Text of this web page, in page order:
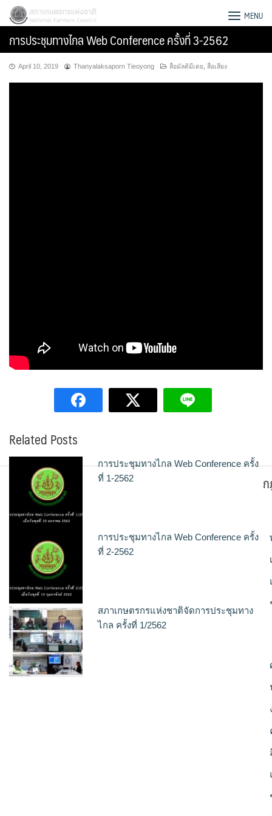
Skip
content
สภาเกษตรกรแห่งชาติ MENU
การประชุมทางไกล Web Conference ครั้งที่ 3-2562
April 10, 2019 Thanyalaksaporn Tieoyong สื่อมัลติมีเดย สื่อเสียง
Related Posts
การประชุมทางไกล Web Conference ครั้ง
ที่ 1-2562
การประชุมทางไกล Web Conference ครั้ง
ที่ 2-2562
สภาเกษตรกรแห่งชาติจัดการประชุมทาง
ไกล ครั้งที่ 1/2562